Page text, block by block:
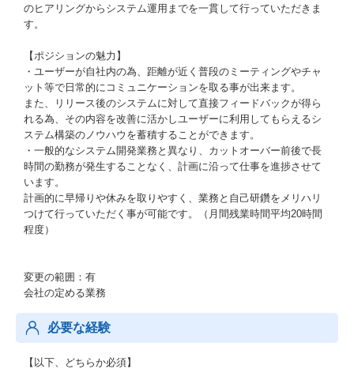
のヒアリングからシステム運用までを一貫して行っていただきま
す。
【ポジションの魅力】
・ユーザーが自社内の為、距離が近く普段のミーティングやチャ
ット等で日常的にコミュニケーションを取る事が出来ます。
また、リリース後のシステムに対して直接フィードバックが得ら
れる為、その内容を改善に活かしユーザーに利用してもらえるシ
ステム構築のノウハウを蓄積することができます。
・一般的なシステム開発業務と異なり、カットオーバー前後で長
時間の勤務が発生することなく、計画に沿って仕事を進捗させて
います。
計画的に早帰りや休みを取りやすく、業務と自己研鑽をメリハリ
つけて行っていただく事が可能です。（月間残業時間平均20時間
程度）
変更の範囲：有
会社の定める業務
必要な経験
【以下、どちらか必須】